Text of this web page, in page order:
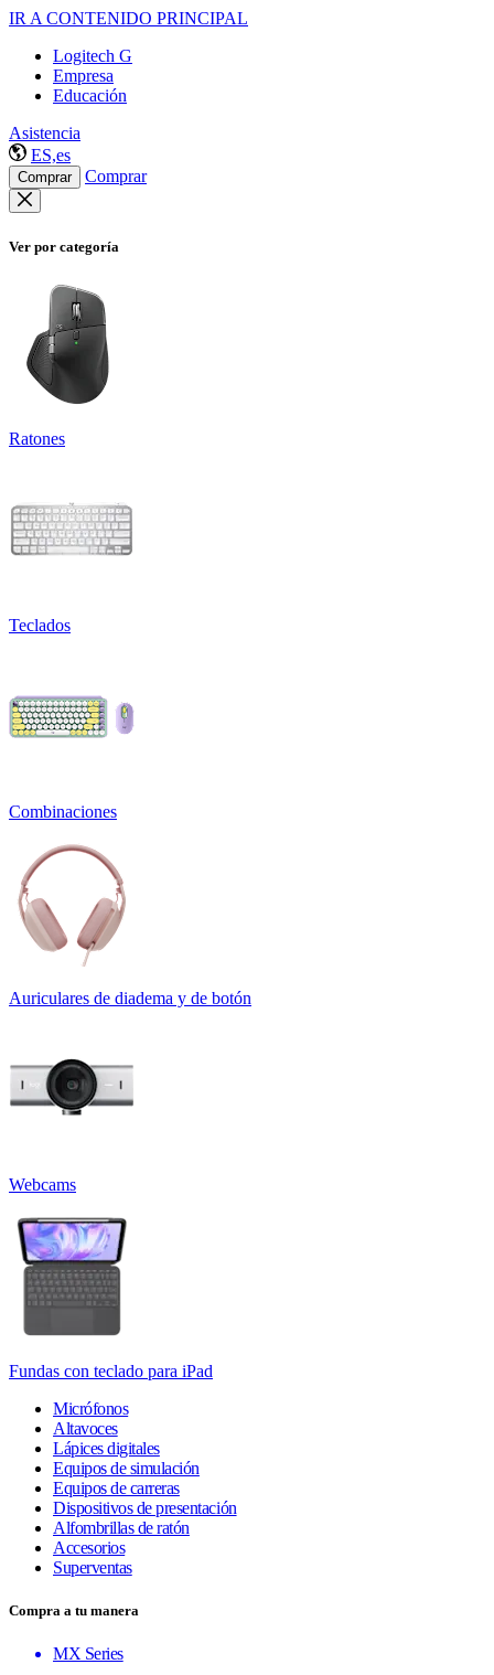
IR A CONTENIDO PRINCIPAL
Logitech G
Empresa
Educación
Asistencia
ES,es
Comprar Comprar
Ver por categoría
Ratones
Teclados
Combinaciones
Auriculares de diadema y de botón
Webcams
Fundas con teclado para iPad
Micrófonos
Altavoces
Lápices digitales
Equipos de simulación
Equipos de carreras
Dispositivos de presentación
Alfombrillas de ratón
Accesorios
Superventas
Compra a tu manera
MX Series